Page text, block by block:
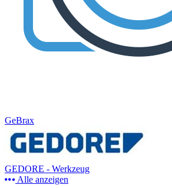
GeBrax
GEDORE - Werkzeug
Alle anzeigen